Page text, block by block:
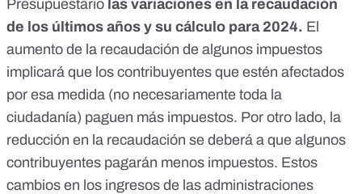
Presupuestario las variaciones en la recaudación
de los últimos años y su cálculo para 2024. El
aumento de la recaudación de algunos impuestos
implicará que los contribuyentes que estén afectados
por esa medida (no necesariamente toda la
ciudadanía) paguen más impuestos. Por otro lado, la
reducción en la recaudación se deberá a que algunos
contribuyentes pagarán menos impuestos. Estos
cambios en los ingresos de las administraciones